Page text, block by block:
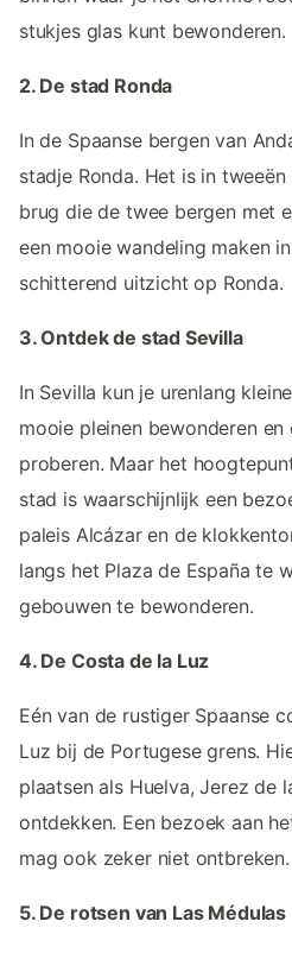
stukjes glas kunt bewonderen.
2. De stad Ronda
In de Spaanse bergen van
stadje Ronda. Het is in
brug die de twee bergen met
een mooie wandeling maken
schitterend uitzicht op Ronda.
3. Ontdek de stad Sevilla
In Sevilla kun je urenlang
mooie pleinen bewonderen
proberen. Maar het
stad is waarschijnlijk een
paleis Alcázar en de
langs het Plaza de España te
gebouwen te bewonderen.
4. De Costa de la Luz
Eén van de rustiger Spaanse
Luz bij de Portugese grens.
plaatsen als Huelva, Jerez de
ontdekken. Een bezoek aan
mag ook zeker niet ontbreken.
5. De rotsen van Las Médulas